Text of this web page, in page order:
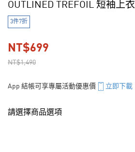
OUTLINED TREFOIL 短袖上衣
3件7折
NT$1,490
NT$699
App 結帳可享專屬活動優惠價 立即下載
請選擇商品選項